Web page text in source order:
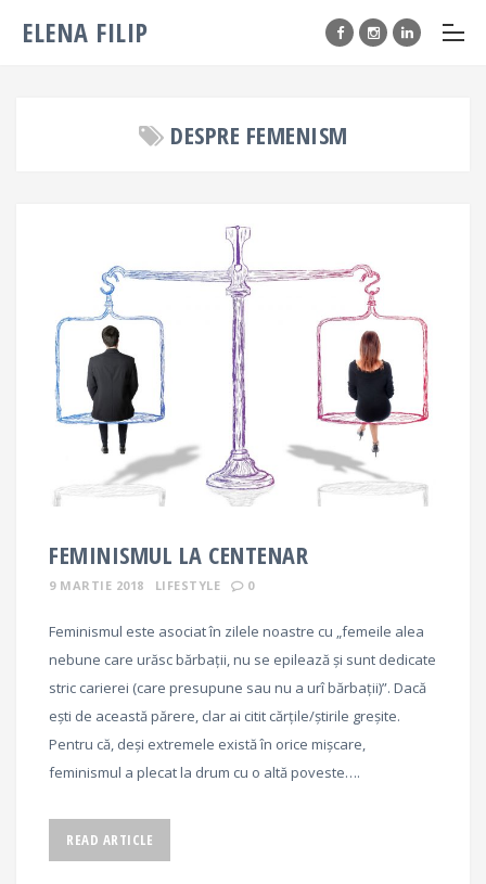
ELENA FILIP
DESPRE FEMENISM
FEMINISMUL LA CENTENAR
9 MARTIE 2018 LIFESTYLE 0
Feminismul este asociat în zilele noastre cu „femeile alea
nebune care urăsc bărbații, nu se epilează și sunt dedicate
stric carierei (care presupune sau nu a urî bărbații)”. Dacă
ești de această părere, clar ai citit cărțile/știrile greșite.
Pentru că, deși extremele există în orice mișcare,
feminismul a plecat la drum cu o altă poveste….
READ ARTICLE